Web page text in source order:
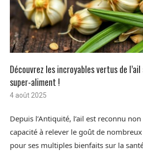
Découvrez les incroyables vertus de
super-aliment !
4 août 2025
Depuis l’Antiquité, l’ail est reconnu
capacité à relever le goût de
pour ses multiples bienfaits sur la